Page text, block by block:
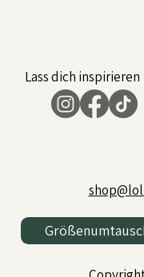
Lass dich inspirieren